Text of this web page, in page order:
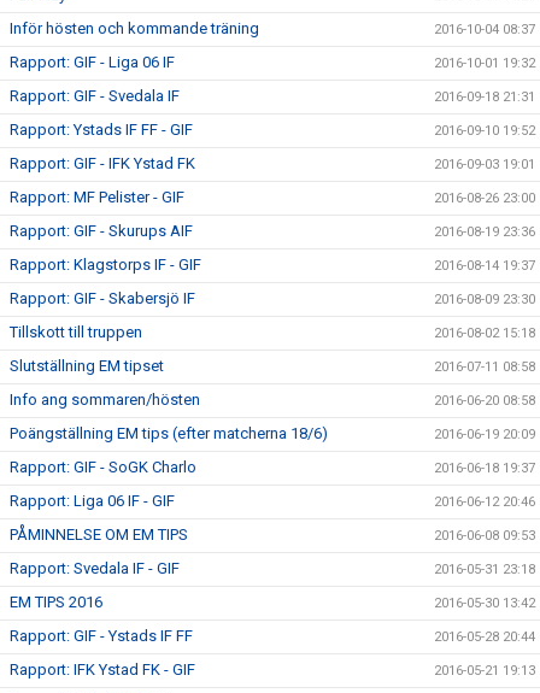
Inför hösten och kommande träning 2016-10-04 08:37
Rapport: GIF - Liga 06 IF 2016-10-01 19:32
Rapport: GIF - Svedala IF 2016-09-18 21:31
Rapport: Ystads IF FF - GIF 2016-09-10 19:52
Rapport: GIF - IFK Ystad FK 2016-09-03 19:01
Rapport: MF Pelister - GIF 2016-08-26 23:00
Rapport: GIF - Skurups AIF 2016-08-19 23:36
Rapport: Klagstorps IF - GIF 2016-08-14 19:37
Rapport: GIF - Skabersjö IF 2016-08-09 23:30
Tillskott till truppen 2016-08-02 15:18
Slutställning EM tipset 2016-07-11 08:58
Info ang sommaren/hösten 2016-06-20 08:58
Poängställning EM tips (efter matcherna 18/6) 2016-06-19 20:09
Rapport: GIF - SoGK Charlo 2016-06-18 19:37
Rapport: Liga 06 IF - GIF 2016-06-12 20:46
PÅMINNELSE OM EM TIPS 2016-06-08 09:53
Rapport: Svedala IF - GIF 2016-05-31 23:18
EM TIPS 2016 2016-05-30 13:42
Rapport: GIF - Ystads IF FF 2016-05-28 20:44
Rapport: IFK Ystad FK - GIF 2016-05-21 19:13